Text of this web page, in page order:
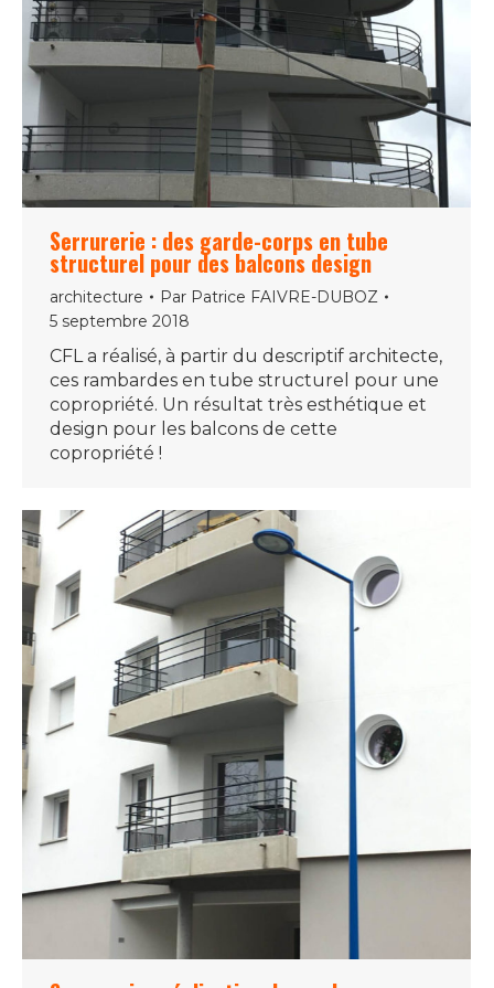
Serrurerie : des garde-corps en tube
structurel pour des balcons design
architecture Par Patrice FAIVRE-DUBOZ
5 septembre 2018
CFL a réalisé, à partir du descriptif architecte,
ces rambardes en tube structurel pour une
copropriété. Un résultat très esthétique et
design pour les balcons de cette
copropriété !